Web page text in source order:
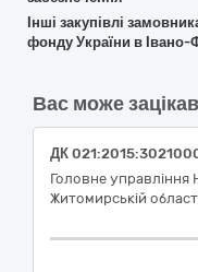
Інші закупівлі
фонду України в Івано-
Вас може
Головне управління
Житомирській